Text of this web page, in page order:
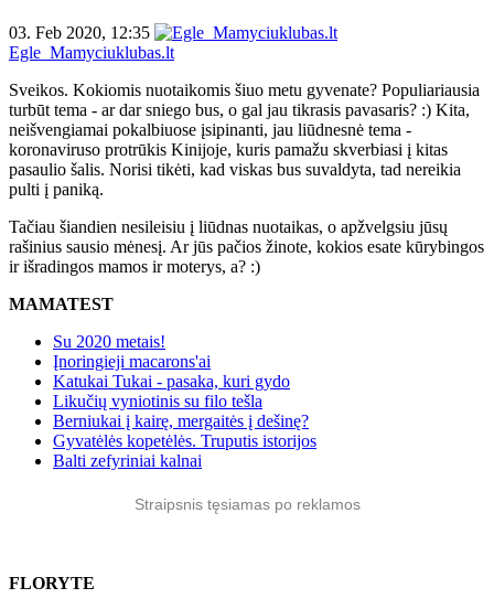
03. Feb 2020, 12:35
Egle_Mamyciuklubas.lt
Sveikos. Kokiomis nuotaikomis šiuo metu gyvenate? Populiariausia
turbūt tema - ar dar sniego bus, o gal jau tikrasis pavasaris? :) Kita,
neišvengiamai pokalbiuose įsipinanti, jau liūdnesnė tema -
koronaviruso protrūkis Kinijoje, kuris pamažu skverbiasi į kitas
pasaulio šalis. Norisi tikėti, kad viskas bus suvaldyta, tad nereikia
pulti į paniką.
Tačiau šiandien nesileisiu į liūdnas nuotaikas, o apžvelgsiu jūsų
rašinius sausio mėnesį. Ar jūs pačios žinote, kokios esate kūrybingos
ir išradingos mamos ir moterys, a? :)
MAMATEST
Su 2020 metais!
Įnoringieji macarons'ai
Katukai Tukai - pasaka, kuri gydo
Likučių vyniotinis su filo tešla
Berniukai į kairę, mergaitės į dešinę?
Gyvatėlės kopetėlės. Truputis istorijos
Balti zefyriniai kalnai
Straipsnis tęsiamas po reklamos
FLORYTE